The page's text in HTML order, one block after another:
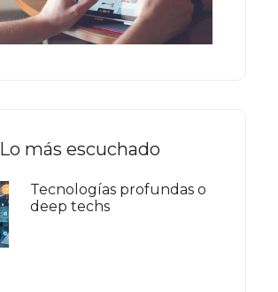
Lo más escuchado
Tecnologías profundas o
deep techs